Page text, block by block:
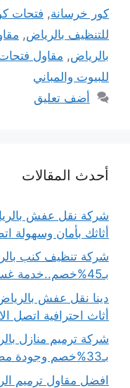
كور خرسانة, فتحات
للتنظيف بالرياض,
بالرياض, مقاول
للبيوت والمباني
أضف تعليق
أحدث المقالات
أثاثك بأمان وسهولة
شركة تنظيف كنب
بـ45%خصم..خدمة غسيل الكنب100% اتصل بنا
أثاث احترافية اتصل
شركة ترميم منازل
بـ33%خصم وجودة مضمونة100%اتصل الان